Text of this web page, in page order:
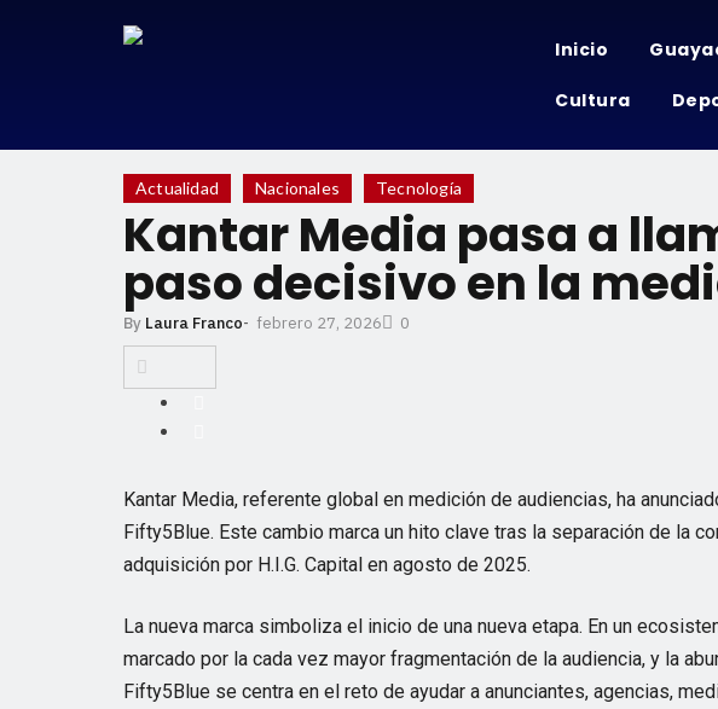
Inicio
Cultura
Actualidad Nacionales Tecnología
Kantar Media pasa a
paso decisivo en la
By Laura Franco- febrero 27, 2026 0
Kantar Media, referente global en medición de audiencias, ha
Fifty5Blue. Este cambio marca un hito clave tras la separación de la
adquisición por H.I.G. Capital en agosto de 2025.
La nueva marca simboliza el inicio de una nueva etapa. En un
marcado por la cada vez mayor fragmentación de la audiencia, y la
Fifty5Blue se centra en el reto de ayudar a anunciantes, agencias,